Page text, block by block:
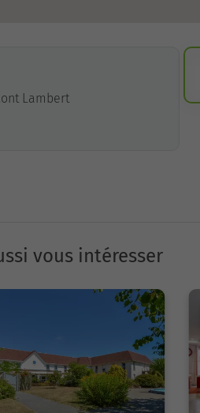
Lambert
vous intéresser